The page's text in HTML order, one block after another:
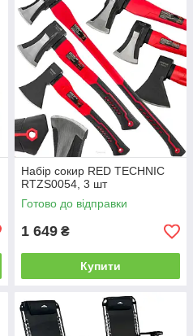
Набір сокир RED TECHNIC
RTZS0054, 3 шт
Готово до відправки
1 649 ₴
Купити